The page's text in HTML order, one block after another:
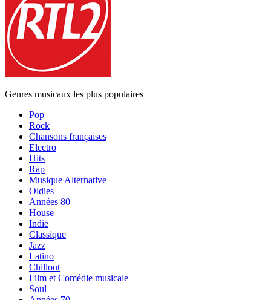
Genres musicaux les plus populaires
Pop
Rock
Chansons françaises
Electro
Hits
Rap
Musique Alternative
Oldies
Années 80
House
Indie
Classique
Jazz
Latino
Chillout
Film et Comédie musicale
Soul